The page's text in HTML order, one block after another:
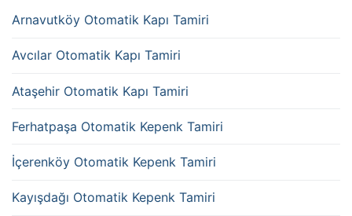
Arnavutköy Otomatik Kapı Tamiri
Avcılar Otomatik Kapı Tamiri
Ataşehir Otomatik Kapı Tamiri
Ferhatpaşa Otomatik Kepenk Tamiri
İçerenköy Otomatik Kepenk Tamiri
Kayışdağı Otomatik Kepenk Tamiri